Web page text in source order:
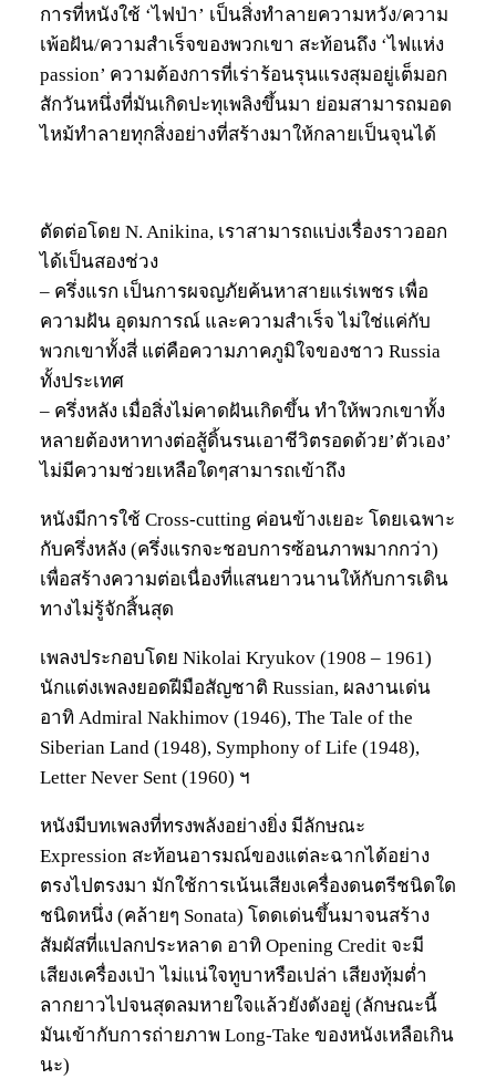
การที่หนังใช้ ‘ไฟป่า’ เป็นสิ่งทำลายความหวัง/ความ
เพ้อฝัน/ความสำเร็จของพวกเขา สะท้อนถึง ‘ไฟแห่ง
passion’ ความต้องการที่เร่าร้อนรุนแรงสุมอยู่เต็มอก
สักวันหนึ่งที่มันเกิดปะทุเพลิงขึ้นมา ย่อมสามารถมอด
ไหม้ทำลายทุกสิ่งอย่างที่สร้างมาให้กลายเป็นจุนได้
ตัดต่อโดย N. Anikina, เราสามารถแบ่งเรื่องราวออก
ได้เป็นสองช่วง
– ครึ่งแรก เป็นการผจญภัยค้นหาสายแร่เพชร เพื่อ
ความฝัน อุดมการณ์ และความสำเร็จ ไม่ใช่แค่กับ
พวกเขาทั้งสี่ แต่คือความภาคภูมิใจของชาว Russia
ทั้งประเทศ
– ครึ่งหลัง เมื่อสิ่งไม่คาดฝันเกิดขึ้น ทำให้พวกเขาทั้ง
หลายต้องหาทางต่อสู้ดิ้นรนเอาชีวิตรอดด้วย’ตัวเอง’
ไม่มีความช่วยเหลือใดๆสามารถเข้าถึง
หนังมีการใช้ Cross-cutting ค่อนข้างเยอะ โดยเฉพาะ
กับครึ่งหลัง (ครึ่งแรกจะชอบการซ้อนภาพมากกว่า)
เพื่อสร้างความต่อเนื่องที่แสนยาวนานให้กับการเดิน
ทางไม่รู้จักสิ้นสุด
เพลงประกอบโดย Nikolai Kryukov (1908 – 1961)
นักแต่งเพลงยอดฝีมือสัญชาติ Russian, ผลงานเด่น
อาทิ Admiral Nakhimov (1946), The Tale of the
Siberian Land (1948), Symphony of Life (1948),
Letter Never Sent (1960) ฯ
หนังมีบทเพลงที่ทรงพลังอย่างยิ่ง มีลักษณะ
Expression สะท้อนอารมณ์ของแต่ละฉากได้อย่าง
ตรงไปตรงมา มักใช้การเน้นเสียงเครื่องดนตรีชนิดใด
ชนิดหนึ่ง (คล้ายๆ Sonata) โดดเด่นขึ้นมาจนสร้าง
สัมผัสที่แปลกประหลาด อาทิ Opening Credit จะมี
เสียงเครื่องเป่า ไม่แน่ใจทูบาหรือเปล่า เสียงทุ้มต่ำ
ลากยาวไปจนสุดลมหายใจแล้วยังดังอยู่ (ลักษณะนี้
มันเข้ากับการถ่ายภาพ Long-Take ของหนังเหลือเกิน
นะ)